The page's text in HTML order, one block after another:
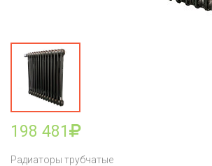
198 481
Радиаторы трубчатые